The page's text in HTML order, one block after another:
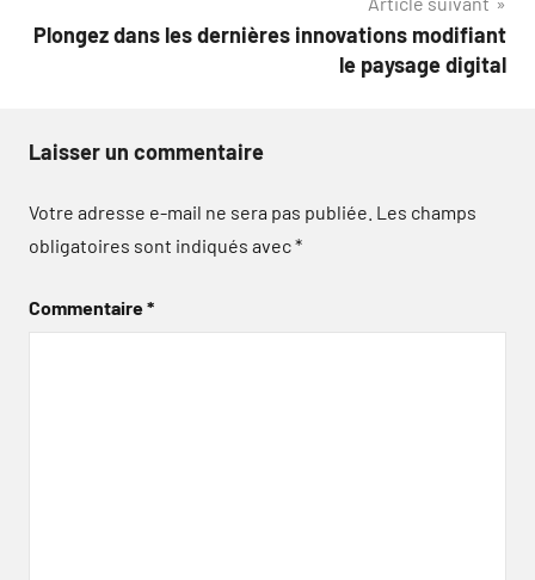
Plongez dans les dernières innovations modifiant
le paysage digital
Laisser un commentaire
Votre adresse e-mail ne sera pas publiée. Les champs
obligatoires sont indiqués avec*
Commentaire*